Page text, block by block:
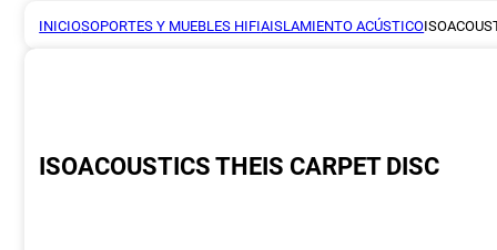
INICIOSOPORTES Y MUEBLES HIFIAISLAMIENTO ACÚSTICO
ISOACOUSTICS THEIS CARPET DISC